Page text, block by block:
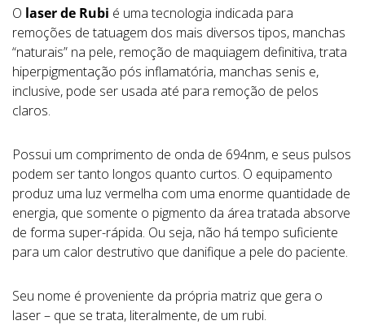
O laser de Rubi é uma tecnologia indicada para
remoções de tatuagem dos mais diversos tipos, manchas
“naturais” na pele, remoção de maquiagem definitiva, trata
hiperpigmentação pós inflamatória, manchas senis e,
inclusive, pode ser usada até para remoção de pelos
claros.
Possui um comprimento de onda de 694nm, e seus pulsos
podem ser tanto longos quanto curtos. O equipamento
produz uma luz vermelha com uma enorme quantidade de
energia, que somente o pigmento da área tratada absorve
de forma super-rápida. Ou seja, não há tempo suficiente
para um calor destrutivo que danifique a pele do paciente.
Seu nome é proveniente da própria matriz que gera o
laser – que se trata, literalmente, de um rubi.